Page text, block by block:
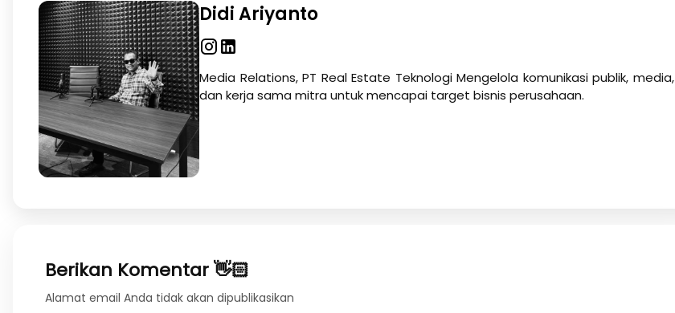
Didi Ariyanto
Media Relations, PT Real Estate Teknologi Mengelola komunikasi publik, media,
dan kerja sama mitra untuk mencapai target bisnis perusahaan.
Berikan Komentar 👋🏻
Alamat email Anda tidak akan dipublikasikan